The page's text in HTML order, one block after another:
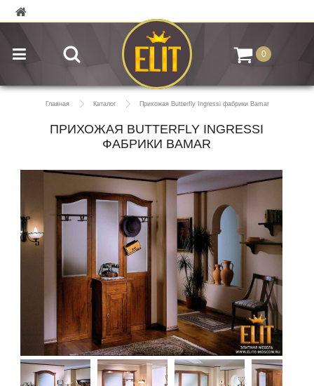
0
Главная Каталог Прихожая Butterfly Ingressi фабрики Bamar
ПРИХОЖАЯ BUTTERFLY INGRESSI
ФАБРИКИ BAMAR